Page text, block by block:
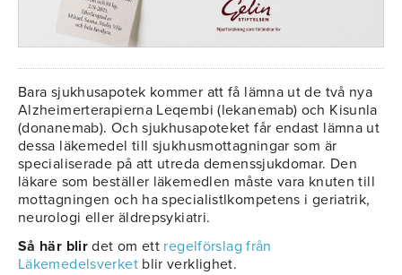
Bara sjukhusapotek kommer att få lämna ut de två nya
Alzheimerterapierna Leqembi (lekanemab) och Kisunla
(donanemab). Och sjukhusapoteket får endast lämna ut
dessa läkemedel till sjukhusmottagningar som är
specialiserade på att utreda demenssjukdomar. Den
läkare som beställer läkemedlen måste vara knuten till
mottagningen och ha specialistlkompetens i geriatrik,
neurologi eller äldrepsykiatri.
Så här blir det om ett regelförslag från
Läkemedelsverketblir verklighet.